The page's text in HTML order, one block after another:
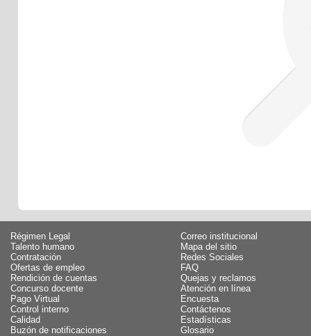
Régimen Legal
Talento humano
Contratación
Ofertas de empleo
Rendición de cuentas
Concurso docente
Pago Virtual
Control interno
Calidad
Buzón de notificaciones
Correo institucional
Mapa del sitio
Redes Sociales
FAQ
Quejas y reclamos
Atención en línea
Encuesta
Contáctenos
Estadísticas
Glosario